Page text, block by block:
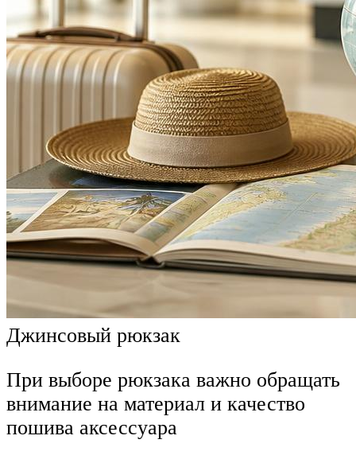
Джинсовый рюкзак
При выборе рюкзака важно обращать
внимание на материал и качество
пошива аксессуара